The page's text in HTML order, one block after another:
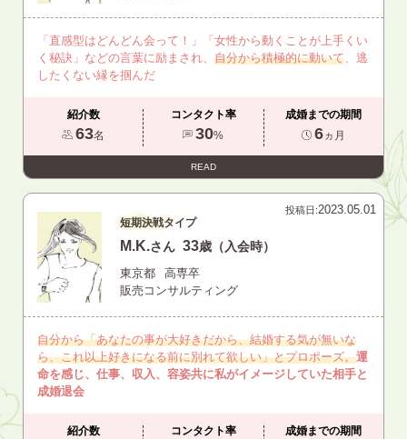
「直感型はどんどん会って！」「女性から動くことが上手くい
く秘訣」などの言葉に励まされ、 自分から積極的に動いて、逃
したくない縁を掴んだ
紹介数
63名
コンタクト率
30%
成婚までの期間
6ヵ月
READ
投稿日:2023.05.01
短期決戦タイプ
M.K.さん 33歳（入会時）
東京都
高専卒
販売コンサルティング
自分から「あなたの事が大好きだから、結婚する気が無いな
ら、これ以上好きになる前に別れて欲しい」とプロポーズ。運
命を感じ、仕事、収入、容姿共に私がイメージしていた相手と
成婚退会
紹介数 コンタクト率 成婚までの期間